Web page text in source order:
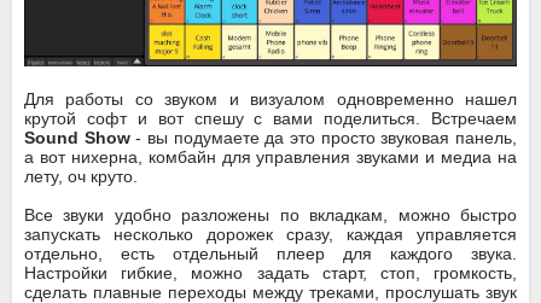
Для работы со звуком и визуалом одновременно нашел
крутой софт и вот спешу с вами поделиться. Встречаем
Sound Show- вы подумаете да это просто звуковая панель,
а вот нихерна, комбайн для управления звуками и медиа на
лету, оч круто.
Все звуки удобно разложены по вкладкам, можно быстро
запускать несколько дорожек сразу, каждая управляется
отдельно, есть отдельный плеер для каждого звука.
Настройки гибкие, можно задать старт, стоп, громкость,
сделать плавные переходы между треками, прослушать звук